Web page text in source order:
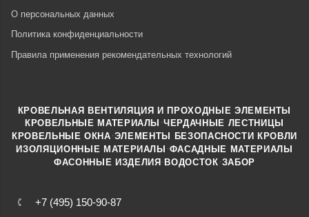
О персональных данных
Политика конфиденциальности
Правила применения рекомендательных технологий
+7 (495) 150-90-87
КРОВЕЛЬНАЯ ВЕНТИЛЯЦИЯ И ПРОХОДНЫЕ ЭЛЕМЕНТЫ
КРОВЕЛЬНЫЕ МАТЕРИАЛЫ ·ЧЕРДАЧНЫЕ ЛЕСТНИЦЫ
КРОВЕЛЬНЫЕ ОКНА ·ЭЛЕМЕНТЫ БЕЗОПАСНОСТИ КРОВЛИ
ИЗОЛЯЦИОННЫЕ МАТЕРИАЛЫ ·ФАСАДНЫЕ МАТЕРИАЛЫ
ФАСОННЫЕ ИЗДЕЛИЯ·ВОДОСТОК ·ЗАБОР